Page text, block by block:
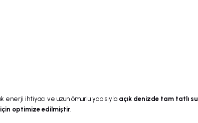
enerji ihtiyacı ve uzun ömürlü yapısıyla açık denizde tam tatlı su
optimize edilmiştir.